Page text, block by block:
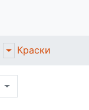
Краски